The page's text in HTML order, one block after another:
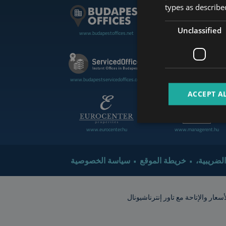
www.budapestoffices.net
www.budapestservicedoffices.com
www.managerent.hu
www.eurocenter.hu
خريطة الموقع سياسة الخصوصية
types as
Unclassified
ACCEPT